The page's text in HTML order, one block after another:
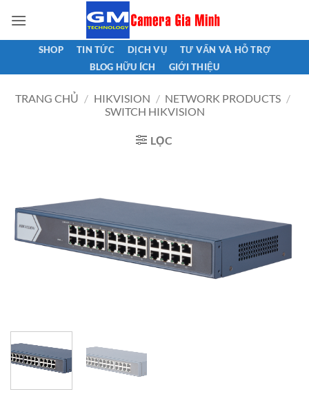
qua
nội
SHOP TIN TỨC DỊCH VỤ
TƯ VẤN VÀ HỖ TRỢ
BLOG HỮU ÍCH
GIỚI THIỆU
TRANG CHỦ / HIKVISION / NETWORK PRODUCTS /
SWITCH HIKVISION
LỌC